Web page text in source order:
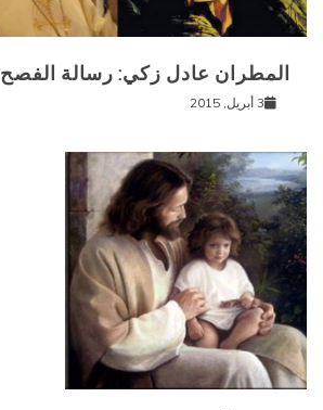
المطران عادل زكي: رسالة الفصح
3 أبريل, 2015